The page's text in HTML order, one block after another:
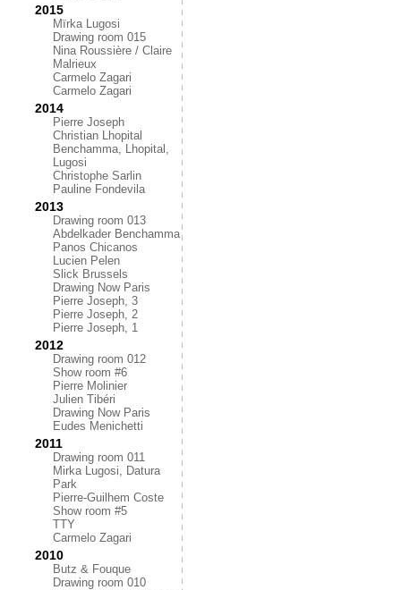
2015
Mïrka Lugosi
Drawing room 015
Nina Roussière / Claire
Malrieux
Carmelo Zagari
Carmelo Zagari
2014
Pierre Joseph
Christian Lhopital
Benchamma, Lhopital,
Lugosi
Christophe Sarlin
Pauline Fondevila
2013
Drawing room 013
Abdelkader Benchamma
Panos Chicanos
Lucien Pelen
Slick Brussels
Drawing Now Paris
Pierre Joseph, 3
Pierre Joseph, 2
Pierre Joseph, 1
2012
Drawing room 012
Show room #6
Pierre Molinier
Julien Tibéri
Drawing Now Paris
Eudes Menichetti
2011
Drawing room 011
Mirka Lugosi, Datura
Park
Pierre-Guilhem Coste
Show room #5
TTY
Carmelo Zagari
2010
Butz & Fouque
Drawing room 010